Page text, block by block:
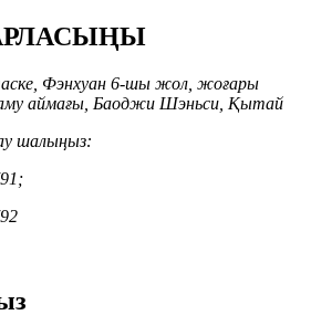
Фэнхуан 6-шы жол, жоғары
аймағы, Баоджи Шэньси, Қытай
шалыңыз: